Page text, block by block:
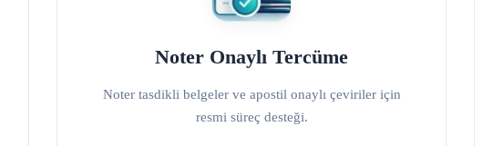
Noter Onaylı Tercüme
Noter tasdikli belgeler ve apostil onaylı çeviriler için
resmi süreç desteği.